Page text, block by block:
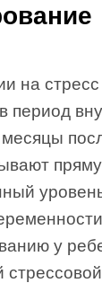
на стресс
период
у